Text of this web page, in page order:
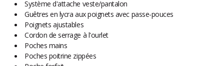
Système d'attache veste/pantalon
Guêtres en lycra aux poignets avec passe-pouces
Poignets ajustables
Cordon de serrage à l'ourlet
Poches mains
Poches poitrine zippées